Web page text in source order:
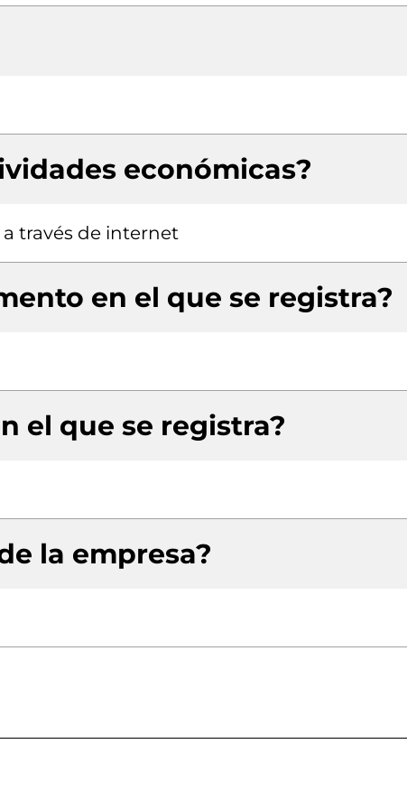
económicas?
través de internet
en el que se registra?
el que se registra?
la empresa?